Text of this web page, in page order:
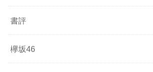
書評
欅坂46